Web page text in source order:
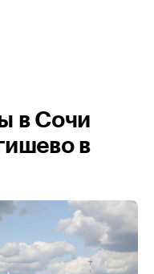
в Сочи
в